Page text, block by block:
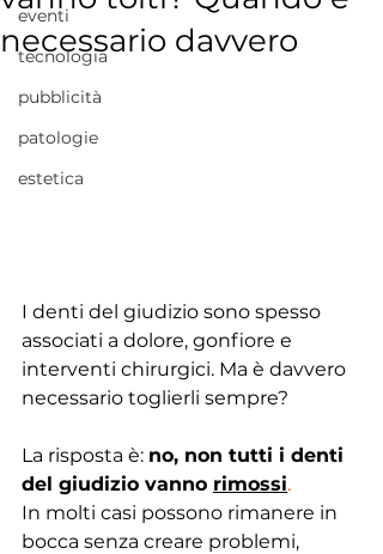
eventi
tecnologia
pubblicità
patologie
estetica
necessario davvero
I denti del giudizio sono spesso
associati a dolore, gonfiore e
interventi chirurgici. Ma è davvero
necessario toglierli sempre?
La risposta è: no, non tutti i denti
del giudizio vanno rimossi.
In molti casi possono rimanere in
bocca senza creare problemi,